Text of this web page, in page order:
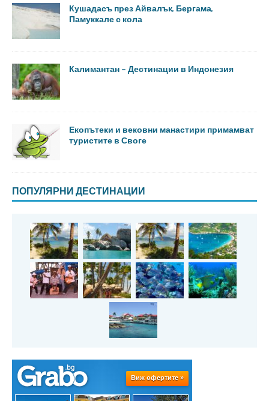
Кушадасъ през Айвалък, Бергама,
Памуккале с кола
Калимантан – Дестинации в Индонезия
Екопътеки и вековни манастири примамват
туристите в Своге
ПОПУЛЯРНИ ДЕСТИНАЦИИ